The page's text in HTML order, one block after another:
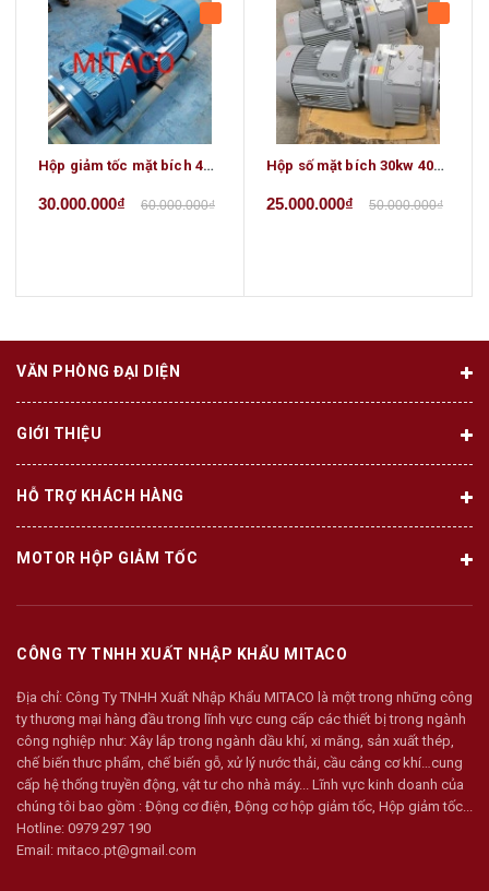
Hộp giảm tốc mặt bích 45kw 60hp
30.000.000₫ 60.000.000₫
Hộp số mặt bích 30kw 40HP
25.000.000₫ 50.000.000₫
VĂN PHÒNG ĐẠI DIỆN
GIỚI THIỆU
HỖ TRỢ KHÁCH HÀNG
MOTOR HỘP GIẢM TỐC
CÔNG TY TNHH XUẤT NHẬP KHẨU MITACO
Địa chỉ: Công Ty TNHH Xuất Nhập Khẩu MITACO là một trong những công
ty thương mại hàng đầu trong lĩnh vực cung cấp các thiết bị trong ngành
công nghiệp như: Xây lắp trong ngành dầu khí, xi măng, sản xuất thép,
chế biến thưc phẩm, chế biến gỗ, xử lý nước thải, cầu cảng cơ khí…cung
cấp hệ thống truyền động, vật tư cho nhà máy... Lĩnh vực kinh doanh của
chúng tôi bao gồm : Động cơ điện, Động cơ hộp giảm tốc, Hộp giảm tốc...
Hotline: 0979 297 190
Email: mitaco.pt@gmail.com